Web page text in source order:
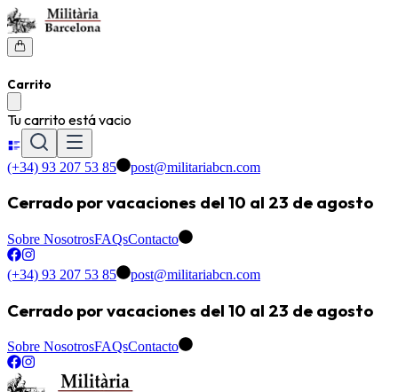
Carrito
Tu carrito está vacio
(+34) 93 207 53 85 post@militariabcn.com
Cerrado por vacaciones del 10 al 23 de agosto
Sobre NosotrosFAQsContacto
(+34) 93 207 53 85 post@militariabcn.com
Cerrado por vacaciones del 10 al 23 de agosto
Sobre NosotrosFAQsContacto